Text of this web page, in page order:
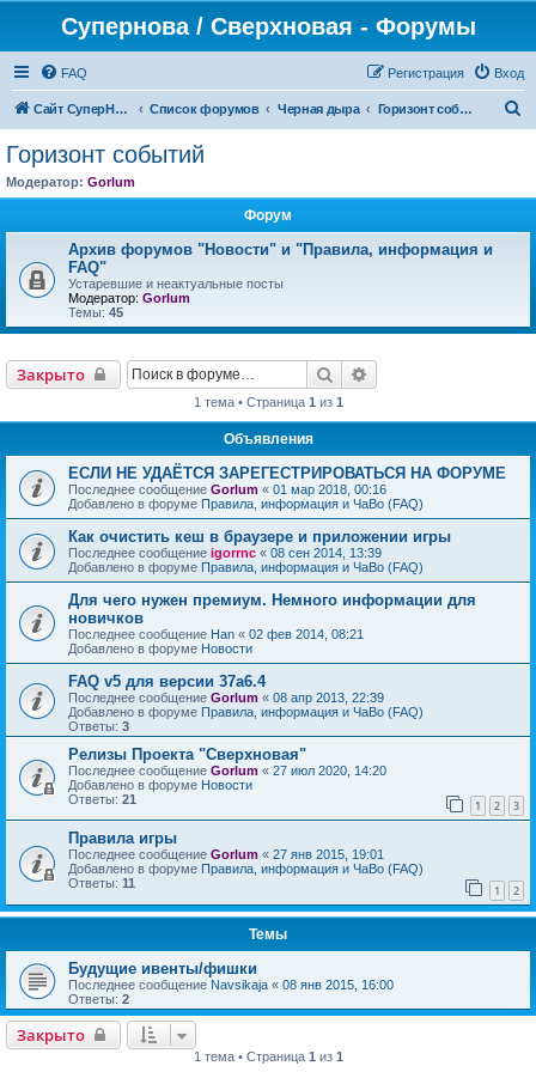
Супернова / Сверхновая - Форумы
FAQ Вход
Регистрация
Сайт СуперНова Список форумов Черная дыра Горизонт событий
Горизонт событий
Модератор: Gorlum
Форум
Архив форумов "Новости" и "Правила, информация и
FAQ"
Устаревшие и неактуальные посты
Модератор: Gorlum
Темы: 45
Закрыто Поиск
1 тема • Страница 1 из 1
Объявления
ЕСЛИ НЕ УДАЁТСЯ ЗАРЕГЕСТРИРОВАТЬСЯ НА ФОРУМЕ
Последнее сообщение Gorlum « 01 мар 2018, 00:16
Добавлено в форуме Правила, информация и ЧаВо (FAQ)
Как очистить кеш в браузере и приложении игры
Последнее сообщение igorrnc « 08 сен 2014, 13:39
Добавлено в форуме Правила, информация и ЧаВо (FAQ)
Для чего нужен премиум. Немного информации для
новичков
Последнее сообщение Han « 02 фев 2014, 08:21
Добавлено в форуме Новости
FAQ v5 для версии 37a6.4
Последнее сообщение Gorlum « 08 апр 2013, 22:39
Добавлено в форуме Правила, информация и ЧаВо (FAQ)
Ответы: 3
Релизы Проекта "Сверхновая"
Последнее сообщение Gorlum « 27 июл 2020, 14:20
Добавлено в форуме Новости
Ответы: 21 1 2 3
Правила игры
Последнее сообщение Gorlum « 27 янв 2015, 19:01
Добавлено в форуме Правила, информация и ЧаВо (FAQ)
Ответы: 11 1 2
Темы
Будущие ивенты/фишки
Последнее сообщение Navsikaja « 08 янв 2015, 16:00
Ответы: 2
Закрыто
1 тема • Страница 1 из 1